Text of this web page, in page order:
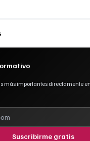
más importantes directamente
Suscribirme gratis